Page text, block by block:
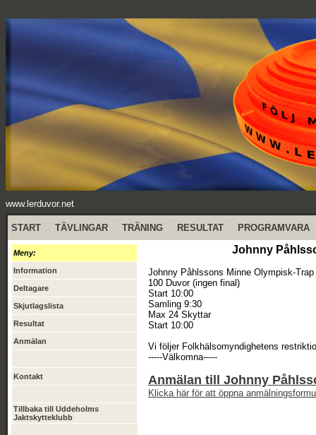
www.lerduvor.net
START TÄVLINGAR TRÄNING RESULTAT PROGRAMVARA
Meny:
Information
Deltagare
Skjutlagslista
Resultat
Anmälan
Kontakt
Tillbaka till Uddeholms
Jaktskytteklubb
Johnny
Johnny Påhlssons Minne Olympisk-Trap
100 Duvor (ingen final)
Start 10:00
Samling 9:30
Max 24 Skyttar
Start 10:00
Vi följer Folkhälsomyndighetens
-----Välkomna-----
Anmälan till Johnny
Klicka här för att öppna